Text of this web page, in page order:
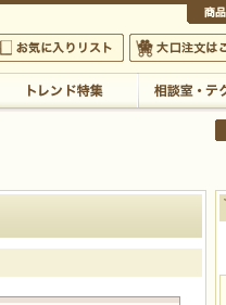
店が負担いたします
気に入りリスト 大口注文はこち